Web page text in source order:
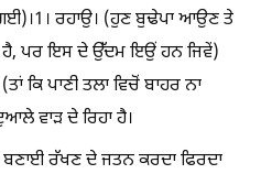
ਰਹਾਉ। (ਹੁਣ ਬੁਢੇਪਾ ਆਉਣ ਤੇ
ਪਰ ਇਸ ਦੇ ਉੱਦਮ ਇਉਂ ਹਨ ਜਿਵੇਂ)
ਕਿ ਪਾਣੀ ਤਲਾ ਵਿਚੋਂ ਬਾਹਰ ਨਾ
ਵਾੜ ਦੇ ਰਿਹਾ ਹੈ।
ਰੱਖਣ ਦੇ ਜਤਨ ਕਰਦਾ ਫਿਰਦਾ